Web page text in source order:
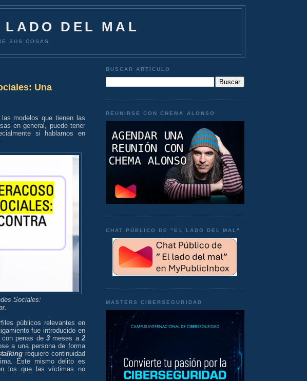
DEL MAL
SUS COSAS.
Una
modelos que tienen las
en general, puede tener
si hablamos en
Sociales:
públicos relevantes en
fue introducido en
con penas de3 meses a 2
a una persona de forma
requiere continuidad
Este mismo delito es
los que las víctimas no
BUSCAR ARTÍCULO
REUNIRSE CON CHEMA ALONSO
CHAT PÚBLICO DE "EL LADO DEL MAL"
MASTERS CIBERSEGURIDAD